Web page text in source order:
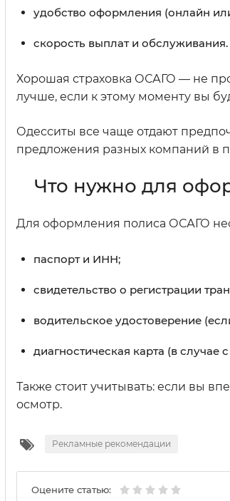
удобство оформления (онлайн
скорость выплат и обслуживания.
Хорошая страховка ОСАГО — не
лучше, если к этому моменту вы
Одесситы все чаще отдают
предложения разных компаний в
Что нужно для
Для оформления полиса ОСАГО
паспорт и ИНН;
свидетельство о регистрации
водительское удостоверение
диагностическая карта (в случае
Также стоит учитывать: если вы
осмотр.
Рекламные рекомендации
Оцените статью: